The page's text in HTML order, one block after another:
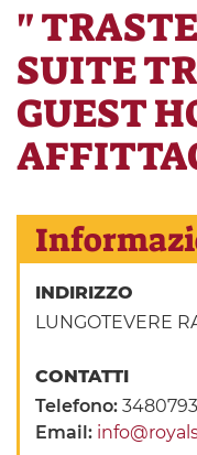
"
SUITE
GUEST
INDIRIZZO
LUNGOTEVERE
CONTATTI
Telefono:
Email: